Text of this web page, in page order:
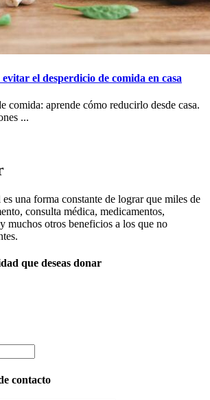
el desperdicio de comida en casa
comida: aprende cómo reducirlo desde casa.
...
una forma constante de lograr que miles de
consulta médica, medicamentos,
muchos otros beneficios a los que no
que deseas donar
contacto